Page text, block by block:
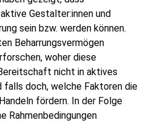
Gestalter:innen und
sein bzw. werden können.
Beharrungsvermögen
woher diese
nicht in aktives
falls doch, welche Faktoren die
fördern. In der Folge
Rahmenbedingungen